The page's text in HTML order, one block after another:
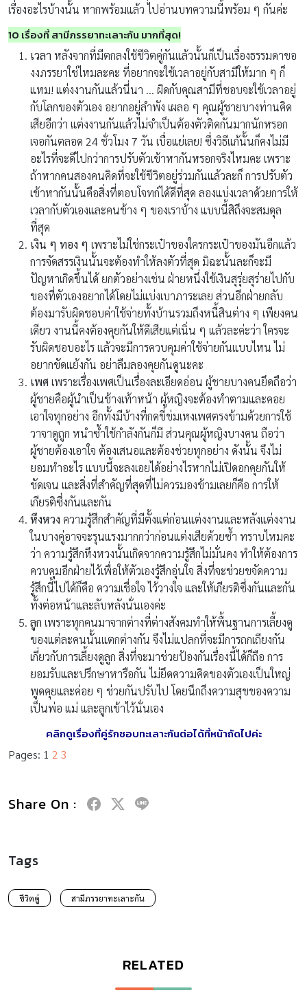
เรื่องอะไรบ้างนั้น หากพร้อมแล้ว ไปอ่านบทความนี้พร้อม ๆ กันค่ะ
10 เรื่องที่ สามีภรรยาทะเลาะกัน มากที่สุด!
เวลา หลังจากที่มีตกลงใช้ชีวิตคู่กันแล้วนั้นก็เป็นเรื่องธรรมดาขอ
งงภรรยาใช่ไหมละคะ ที่อยากจะใช้เวลาอยู่กับสามีให้มาก ๆ ก็
แหม! แต่งงานกันแล้วนี่นา … ผิดกับคุณสามีที่ชอบจะใช้เวลาอยู่
กับโลกของตัวเอง อยากอยู่ลำพัง เผลอ ๆ คุณผู้ชายบางท่านคิด
เสียอีกว่า แต่งงานกันแล้วไม่จำเป็นต้องตัวติดกันมากนักหรอก
เจอกันตลอด 24 ชั่วโมง 7 วัน เบื่อแย่เลย! ซึ่งวิธีแก้นั้นก็คงไม่มี
อะไรที่จะดีไปกว่าการปรับตัวเข้าหากันหรอกจริงไหมคะ เพราะ
ถ้าหากคนสองคนคิดที่จะใช้ชีวิตอยู่ร่วมกันแล้วละก็ การปรับตัว
เข้าหากันนั้นคือสิ่งที่ตอบโจทก์ได้ดีที่สุด ลองแบ่งเวลาด้วยการให้
เวลากับตัวเองและคนข้าง ๆ ของเราบ้าง แบบนี้สิถึงจะสมดุล
ที่สุด
เงิน ๆ ทอง ๆ เพราะไม่ใช่กระเป๋าของใครกระเป๋าของมันอีกแล้ว
การจัดสรรเงินนั้นจะต้องทำให้ลงตัวที่สุด มิฉะนั้นละก็จะมี
ปัญหาเกิดขึ้นได้ ยกตัวอย่างเช่น ฝ่ายหนึ่งใช้เงินสุรุ่ยสุร่ายไปกับ
ของที่ตัวเองอยากได้โดยไม่แบ่งเบาภาระเลย ส่วนอีกฝ่ายกลับ
ต้องมารับผิดชอบค่าใช้จ่ายทั้งบ้านรวมถึงหนี้สินต่าง ๆ เพียงคน
เดียว งานนี้คงต้องคุยกันให้ดีเสียแต่เนิ่น ๆ แล้วละค่ะว่า ใครจะ
รับผิดชอบอะไร แล้วจะมีการควบคุมค่าใช้จ่ายกันแบบไหน ไม่
อยากขัดแย้งกัน อย่าลืมลองคุยกันดูนะคะ
เพศเพราะเรื่องเพศเป็นเรื่องละเอียดอ่อน ผู้ชายบางคนยึดถือว่า
ผู้ชายคือผู้นำเป็นช้างเท้าหน้า ผู้หญิงจะต้องทำตามและคอย
เอาใจทุกอย่าง อีกทั้งมีบ้างที่กดขี่ข่มเหงเพศตรงข้ามด้วยการใช้
วาจาดูถูก หนำซ้ำใช้กำลังกันก็มี ส่วนคุณผู้หญิงบางคน ถือว่า
ผู้ชายต้องเอาใจ ต้องเสนอและต้องช่วยทุกอย่าง ดังนั้น จึงไม่
ยอมทำอะไร แบบนี้จะลงเอยได้อย่างไรหากไม่เปิดอกคุยกันให้
ชัดเจน และสิ่งที่สำคัญที่สุดที่ไม่ควรมองข้ามเลยก็คือ การให้
เกียรติซึ่งกันและกัน
หึงหวง ความรู้สึกสำคัญที่มีตั้งแต่ก่อนแต่งงานและหลังแต่งงาน
ในบางคู่อาจจะรุนแรงมากกว่าก่อนแต่งเสียด้วยซ้ำ ทราบไหมคะ
ว่า ความรู้สึกหึงหวงนั้นเกิดจากความรู้สึกไม่มั่นคง ทำให้ต้องการ
ควบคุมอีกฝ่ายไว้เพื่อให้ตัวเองรู้สึกอุ่นใจ สิ่งที่จะช่วยขจัดความ
รู้สึกนี้ไปได้ก็คือ ความเชื่อใจ ไว้วางใจ และให้เกียรติซึ่งกันและกัน
ทั้งต่อหน้าและลับหลังนั่นเองค่ะ
ลูก เพราะทุกคนมาจากต่างที่ต่างสังคมทำให้พื้นฐานการเลี้ยงดู
ของแต่ละคนนั้นแตกต่างกัน จึงไม่แปลกที่จะมีการถกเถียงกัน
เกี่ยวกับการเลี้ยงดูลูก สิ่งที่จะมาช่วยป้องกันเรื่องนี้ได้ก็ถือ การ
ยอมรับและปรึกษาหารือกัน ไม่ยึดความคิดของตัวเองเป็นใหญ่
พูดคุยและค่อย ๆ ช่วยกันปรับไป โดยนึกถึงความสุขของความ
เป็นพ่อ แม่ และลูกเข้าไว้นั่นเอง
คลิกดูเรื่องที่คู่รักชอบทะเลาะกันต่อได้ที่หน้าถัดไปค่ะ
Pages: 1 2 3
Share On :
Tags
ชีวิตคู่ สามีภรรยาทะเลาะกัน
RELATED